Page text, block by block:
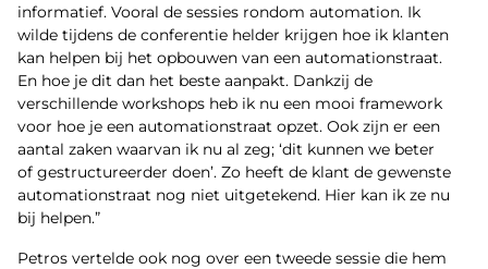
informatief. Vooral de sessies rondom automation. Ik
wilde tijdens de conferentie helder krijgen hoe ik klanten
kan helpen bij het opbouwen van een automationstraat.
En hoe je dit dan het beste aanpakt. Dankzij de
verschillende workshops heb ik nu een mooi framework
voor hoe je een automationstraat opzet. Ook zijn er een
aantal zaken waarvan ik nu al zeg; ‘dit kunnen we beter
of gestructureerder doen’. Zo heeft de klant de gewenste
automationstraat nog niet uitgetekend. Hier kan ik ze nu
bij helpen.”
Petros vertelde ook nog over een tweede sessie die hem